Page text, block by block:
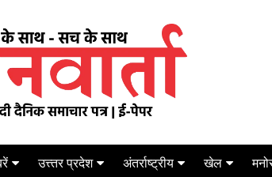
उत्त्तर प्रदेश अंतर्राष्ट्रीय खेल